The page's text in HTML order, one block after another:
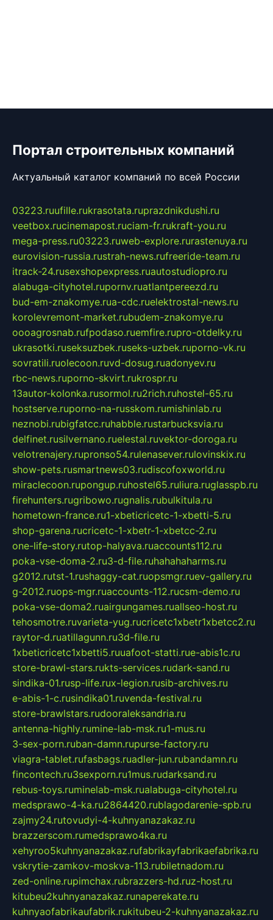
Портал строительных компаний
Актуальный каталог компаний по всей России
03223.ruufille.rukrasotata.ruprazdnikdushi.ru
veetbox.rucinemapost.ruciam-fr.rukraft-you.ru
mega-press.ru03223.ruweb-explore.rurastenuya.ru
eurovision-russia.rustrah-news.rufreeride-team.ru
itrack-24.rusexshopexpress.ruautostudiopro.ru
alabuga-cityhotel.rupornv.ruatlantpereezd.ru
bud-em-znakomye.rua-cdc.ruelektrostal-news.ru
korolevremont-market.rubudem-znakomye.ru
oooagrosnab.rufpodaso.ruemfire.rupro-otdelky.ru
ukrasotki.ruseksuzbek.ruseks-uzbek.ruporno-vk.ru
sovratili.ruolecoon.ruvd-dosug.ruadonyev.ru
rbc-news.ruporno-skvirt.rukrospr.ru
13autor-kolonka.rusormol.ru2rich.ruhostel-65.ru
hostserve.ruporno-na-russkom.rumishinlab.ru
neznobi.rubigfatcc.ruhabble.rustarbucksvia.ru
delfinet.rusilvernano.ruelestal.ruvektor-doroga.ru
velotrenajery.rupronso54.rulenasever.rulovinskix.ru
show-pets.rusmartnews03.rudiscofoxworld.ru
miraclecoon.rupongup.ruhostel65.ruliura.ruglasspb.ru
firehunters.rugribowo.rugnalis.rubulkitula.ru
hometown-france.ru1-xbeticricetc-1-xbetti-5.ru
shop-garena.rucricetc-1-xbetr-1-xbetcc-2.ru
one-life-story.rutop-halyava.ruaccounts112.ru
poka-vse-doma-2.ru3-d-file.ruhahahaharms.ru
g2012.rutst-1.rushaggy-cat.ruopsmgr.ruev-gallery.ru
g-2012.ruops-mgr.ruaccounts-112.rucsm-demo.ru
poka-vse-doma2.ruairgungames.ruallseo-host.ru
tehosmotre.ruvarieta-yug.rucricetc1xbetr1xbetcc2.ru
raytor-d.ruatillagunn.ru3d-file.ru
1xbeticricetc1xbetti5.ruuafoot-statti.rue-abis1c.ru
store-brawl-stars.rukts-services.rudark-sand.ru
sindika-01.rusp-life.rux-legion.rusib-archives.ru
e-abis-1-c.rusindika01.ruvenda-festival.ru
store-brawlstars.rudooraleksandria.ru
antenna-highly.rumine-lab-msk.ru1-mus.ru
3-sex-porn.ruban-damn.rupurse-factory.ru
viagra-tablet.rufasbags.ruadler-jun.rubandamn.ru
fincontech.ru3sexporn.ru1mus.rudarksand.ru
rebus-toys.ruminelab-msk.rualabuga-cityhotel.ru
medsprawo-4-ka.ru2864420.rublagodarenie-spb.ru
zajmy24.rutovudyi-4-kuhnyanazakaz.ru
brazzerscom.rumedsprawo4ka.ru
xehyroo5kuhnyanazakaz.rufabrikayfabrikaefabrika.ru
vskrytie-zamkov-moskva-113.rubiletnadom.ru
zed-online.rupimchax.rubrazzers-hd.ruz-host.ru
kitubeu2kuhnyanazakaz.runaperekate.ru
kuhnyaofabrikaufabrik.rukitubeu-2-kuhnyanazakaz.ru